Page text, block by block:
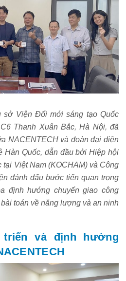
sở Viện Đổi mới sáng tạo Quốc
Thanh Xuân Bắc, Hà Nội, đã
NACENTECH và đoàn đại diện
Hàn Quốc, dẫn đầu bởi Hiệp hội
tại Việt Nam (KOCHAM) và Công
đánh dấu bước tiến quan trọng
định hướng chuyển giao công
toán về năng lượng và an ninh
triển và định hướng